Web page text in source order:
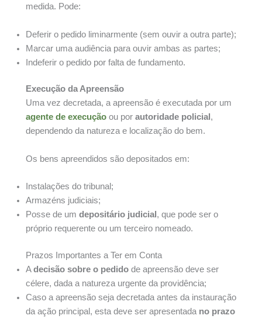
medida. Pode:
Deferir o pedido liminarmente (sem ouvir a outra parte);
Marcar uma audiência para ouvir ambas as partes;
Indeferir o pedido por falta de fundamento.
Execução da Apreensão
Uma vez decretada, a apreensão é executada por um
agente de execução ou por autoridade policial ,
dependendo da natureza e localização do bem.
Os bens apreendidos são depositados em:
Instalações do tribunal;
Armazéns judiciais;
Posse de um depositário judicial , que pode ser o
próprio requerente ou um terceiro nomeado.
Prazos Importantes a Ter em Conta
Adecisão sobre o pedido de apreensão deve ser
célere, dada a natureza urgente da providência;
Caso a apreensão seja decretada antes da instauração
da ação principal, esta deve ser apresentada no prazo